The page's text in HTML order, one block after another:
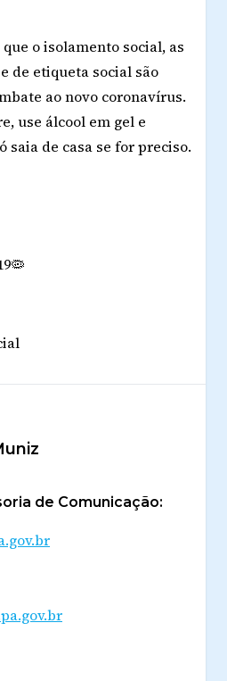
o isolamento social, as
de etiqueta social são
ao novo coronavírus.
use álcool em gel e
saia de casa se for preciso.
de Comunicação: